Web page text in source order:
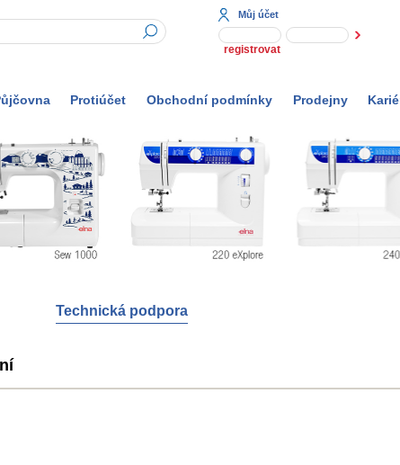
Můj účet
registrovat
Protiúčet Obchodní podmínky Prodejny
Technická podpora